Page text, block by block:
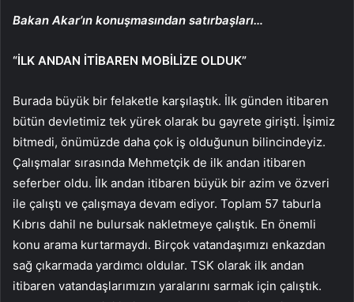
Bakan Akar’ın konuşmasından satırbaşları…
“İLK ANDAN İTİBAREN MOBİLİZE OLDUK”
Burada büyük bir felaketle karşılaştık. İlk günden itibaren
bütün devletimiz tek yürek olarak bu gayrete girişti. İşimiz
bitmedi, önümüzde daha çok iş olduğunun bilincindeyiz.
Çalışmalar sırasında Mehmetçik de ilk andan itibaren
seferber oldu. İlk andan itibaren büyük bir azim ve özveri
ile çalıştı ve çalışmaya devam ediyor. Toplam 57 taburla
Kıbrıs dahil ne bulursak nakletmeye çalıştık. En önemli
konu arama kurtarmaydı. Birçok vatandaşımızı enkazdan
sağ çıkarmada yardımcı oldular. TSK olarak ilk andan
itibaren vatandaşlarımızın yaralarını sarmak için çalıştık.